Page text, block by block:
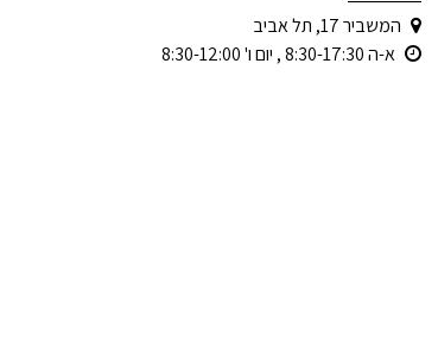
המשביר 17, תל אביב
א-ה 8:30-17:30 , יום ו' 8:30-12:00